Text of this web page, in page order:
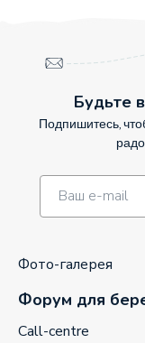
Будьте
Подпишитесь,
Фото-галерея
Форум для
Call-centre